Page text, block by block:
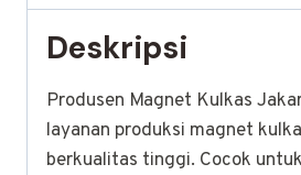
Deskripsi
Produsen Magnet Kulkas
layanan produksi magnet
berkualitas tinggi. Cocok